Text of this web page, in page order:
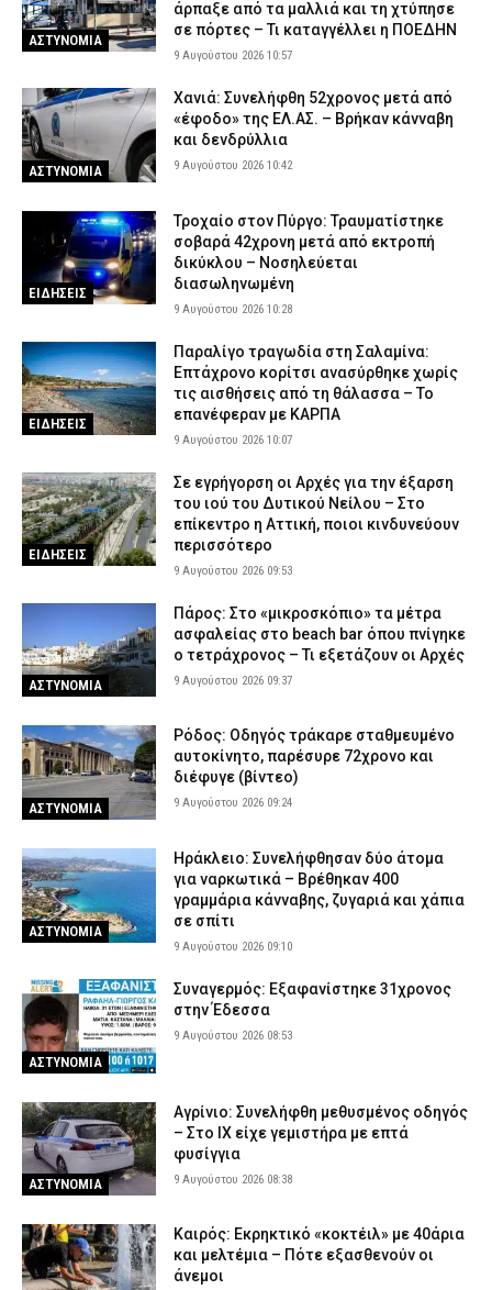
πέντε άτομα
ΑΣΤΥΝΟΜΙΑ 8 Αυγούστου 2026 20:25
Καλαμίτσι
ΕΙΔΗΣΕΙΣ 8 Αυγούστου 2026 20:12
Αθήνα: Κλείνει τα μεσάνυχτα ο λόφος Φινόπουλου λόγω
αυξημένου κινδύνου πυρκαγιάς
ΕΙΔΗΣΕΙΣ 8 Αυγούστου 2026 19:56
Τραγωδία στην Πάρο: Πνίγηκε τετράχρονο παιδί σε πισίνα –
Προσήχθησαν ιδιοκτήτης και γονείς
ΑΣΤΥΝΟΜΙΑ 8 Αυγούστου 2026 19:32
ΑΣΤΥΝΟΜΙΑ
άρπαξε από τα μαλλιά και τη χτύπησε
σε πόρτες – Τι καταγγέλλει η ΠΟΕΔΗΝ
9 Αυγούστου 2026 10:57
ΑΣΤΥΝΟΜΙΑ
Χανιά: Συνελήφθη 52χρονος μετά από
«έφοδο» της ΕΛ.ΑΣ. – Βρήκαν κάνναβη
και δενδρύλλια
9 Αυγούστου 2026 10:42
ΕΙΔΗΣΕΙΣ
Τροχαίο στον Πύργο: Τραυματίστηκε
σοβαρά 42χρονη μετά από εκτροπή
δικύκλου – Νοσηλεύεται
διασωληνωμένη
9 Αυγούστου 2026 10:28
ΕΙΔΗΣΕΙΣ
Παραλίγο τραγωδία στη Σαλαμίνα:
Επτάχρονο κορίτσι ανασύρθηκε χωρίς
τις αισθήσεις από τη θάλασσα – Το
επανέφεραν με ΚΑΡΠΑ
9 Αυγούστου 2026 10:07
ΕΙΔΗΣΕΙΣ
Σε εγρήγορση οι Αρχές για την έξαρση
του ιού του Δυτικού Νείλου – Στο
επίκεντρο η Αττική, ποιοι κινδυνεύουν
περισσότερο
9 Αυγούστου 2026 09:53
ΑΣΤΥΝΟΜΙΑ
Πάρος: Στο «μικροσκόπιο» τα μέτρα
ασφαλείας στο beach bar όπου πνίγηκε
ο τετράχρονος – Τι εξετάζουν οι Αρχές
9 Αυγούστου 2026 09:37
ΑΣΤΥΝΟΜΙΑ
Ρόδος: Οδηγός τράκαρε σταθμευμένο
αυτοκίνητο, παρέσυρε 72χρονο και
διέφυγε (βίντεο)
9 Αυγούστου 2026 09:24
ΑΣΤΥΝΟΜΙΑ
Ηράκλειο: Συνελήφθησαν δύο άτομα
για ναρκωτικά – Βρέθηκαν 400
γραμμάρια κάνναβης, ζυγαριά και χάπια
σε σπίτι
9 Αυγούστου 2026 09:10
ΑΣΤΥΝΟΜΙΑ
Συναγερμός: Εξαφανίστηκε 31χρονος
στην Έδεσσα
9 Αυγούστου 2026 08:53
ΑΣΤΥΝΟΜΙΑ
Αγρίνιο: Συνελήφθη μεθυσμένος οδηγός
– Στο ΙΧ είχε γεμιστήρα με επτά
φυσίγγια
9 Αυγούστου 2026 08:38
Καιρός: Eκρηκτικό «κοκτέιλ» με 40άρια
και μελτέμια – Πότε εξασθενούν οι
άνεμοι